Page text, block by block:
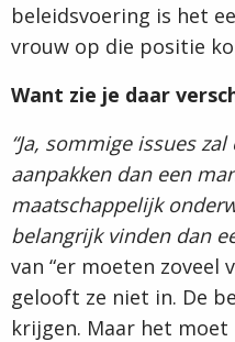
beleidsvoering is het
vrouw op die positie
Want zie je daar
“Ja, sommige issues
aanpakken dan een
maatschappelijk
belangrijk vinden dan
van “er moeten zoveel
gelooft ze niet in. De
krijgen. Maar het moet